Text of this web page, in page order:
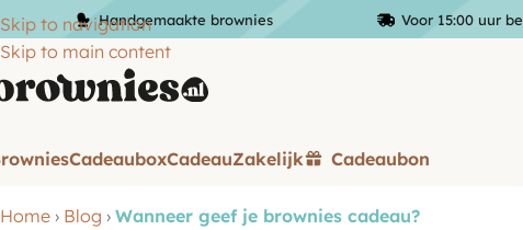
Skip to navigation
Skip to main content
Handgemaakte brownies Voor 15:00 uur
CadeauboxCadeauZakelijk Cadeaubon
Home › Blog › Wanneer geef je brownies cadeau?